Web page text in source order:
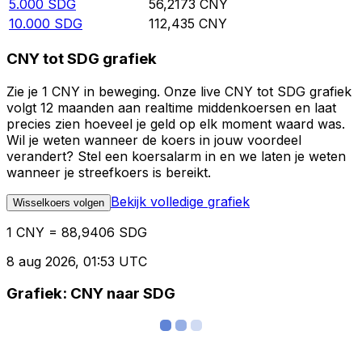
5.000 SDG 56,2173 CNY
10.000 SDG 112,435 CNY
CNY tot SDG grafiek
Zie je 1 CNY in beweging. Onze live CNY tot SDG grafiek
volgt 12 maanden aan realtime middenkoersen en laat
precies zien hoeveel je geld op elk moment waard was.
Wil je weten wanneer de koers in jouw voordeel
verandert? Stel een koersalarm in en we laten je weten
wanneer je streefkoers is bereikt.
Wisselkoers volgen Bekijk volledige grafiek
1 CNY = 88,9406 SDG
8 aug 2026, 01:53 UTC
Grafiek: CNY naar SDG